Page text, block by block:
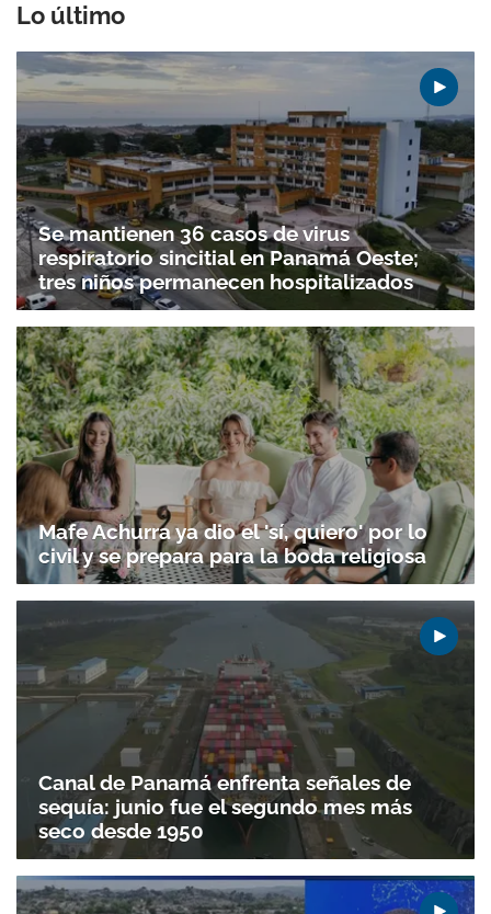
Lo último
Se mantienen 36 casos de virus
respiratorio sincitial en Panamá Oeste;
tres niños permanecen hospitalizados
Mafe Achurra ya dio el 'sí, quiero' por lo
civil y se prepara para la boda religiosa
Canal de Panamá enfrenta señales de
sequía: junio fue el segundo mes más
seco desde 1950